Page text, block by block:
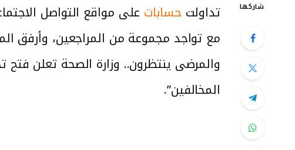
شاركها تداولت حسابات
مع تواجد مجموعة من المراجعين، وأرفق
والمرضى ينتظرون.. وزارة الصحة تعلن
المخالفين”.